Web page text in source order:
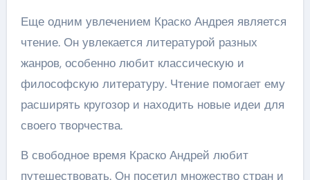
Еще одним увлечением Краско Андрея является
чтение. Он увлекается литературой разных
жанров, особенно любит классическую и
философскую литературу. Чтение помогает ему
расширять кругозор и находить новые идеи для
своего творчества.
В свободное время Краско Андрей любит
путешествовать. Он посетил множество стран и